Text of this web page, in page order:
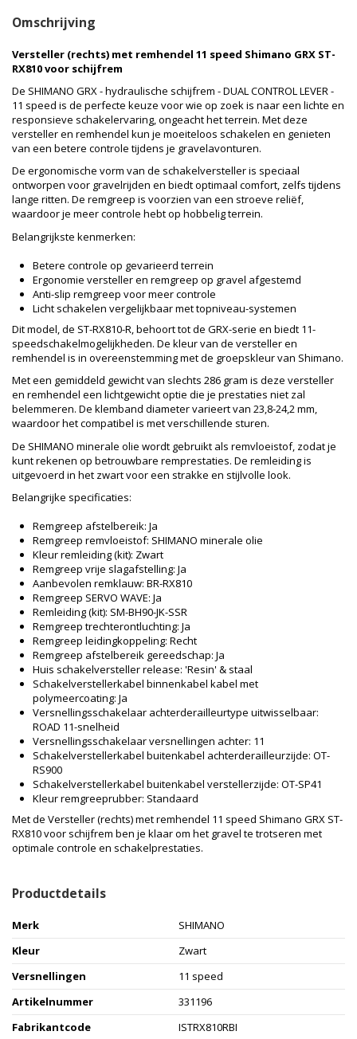
Omschrijving
Versteller (rechts) met remhendel 11 speed Shimano GRX ST-
RX810 voor schijfrem
De SHIMANO GRX - hydraulische schijfrem - DUAL CONTROL LEVER -
11 speed is de perfecte keuze voor wie op zoek is naar een lichte en
responsieve schakelervaring, ongeacht het terrein. Met deze
versteller en remhendel kun je moeiteloos schakelen en genieten
van een betere controle tijdens je gravelavonturen.
De ergonomische vorm van de schakelversteller is speciaal
ontworpen voor gravelrijden en biedt optimaal comfort, zelfs tijdens
lange ritten. De remgreep is voorzien van een stroeve reliëf,
waardoor je meer controle hebt op hobbelig terrein.
Belangrijkste kenmerken:
Betere controle op gevarieerd terrein
Ergonomie versteller en remgreep op gravel afgestemd
Anti-slip remgreep voor meer controle
Licht schakelen vergelijkbaar met topniveau-systemen
Dit model, de ST-RX810-R, behoort tot de GRX-serie en biedt 11-
speedschakelmogelijkheden. De kleur van de versteller en
remhendel is in overeenstemming met de groepskleur van Shimano.
Met een gemiddeld gewicht van slechts 286 gram is deze versteller
en remhendel een lichtgewicht optie die je prestaties niet zal
belemmeren. De klemband diameter varieert van 23,8-24,2 mm,
waardoor het compatibel is met verschillende sturen.
De SHIMANO minerale olie wordt gebruikt als remvloeistof, zodat je
kunt rekenen op betrouwbare remprestaties. De remleiding is
uitgevoerd in het zwart voor een strakke en stijlvolle look.
Belangrijke specificaties:
Remgreep afstelbereik: Ja
Remgreep remvloeistof: SHIMANO minerale olie
Kleur remleiding (kit): Zwart
Remgreep vrije slagafstelling: Ja
Aanbevolen remklauw: BR-RX810
Remgreep SERVO WAVE: Ja
Remleiding (kit): SM-BH90-JK-SSR
Remgreep trechterontluchting: Ja
Remgreep leidingkoppeling: Recht
Remgreep afstelbereik gereedschap: Ja
Huis schakelversteller release: 'Resin' & staal
Schakelverstellerkabel binnenkabel kabel met
polymeercoating: Ja
Versnellingsschakelaar achterderailleurtype uitwisselbaar:
ROAD 11-snelheid
Versnellingsschakelaar versnellingen achter: 11
Schakelverstellerkabel buitenkabel achterderailleurzijde: OT-
RS900
Schakelverstellerkabel buitenkabel verstellerzijde: OT-SP41
Kleur remgreeprubber: Standaard
Met de Versteller (rechts) met remhendel 11 speed Shimano GRX ST-
RX810 voor schijfrem ben je klaar om het gravel te trotseren met
optimale controle en schakelprestaties.
Productdetails
Merk
SHIMANO
Kleur
Zwart
Versnellingen
11 speed
Artikelnummer
331196
Fabrikantcode
ISTRX810RBI